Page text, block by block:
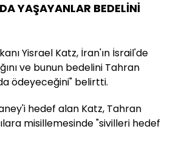
YAŞAYANLAR BEDELİNİ
Yisrael Katz, İran'ın İsrail'de
ve bunun bedelini Tahran
ödeyeceğini" belirtti.
hedef alan Katz, Tahran
misillemesinde "sivilleri hedef